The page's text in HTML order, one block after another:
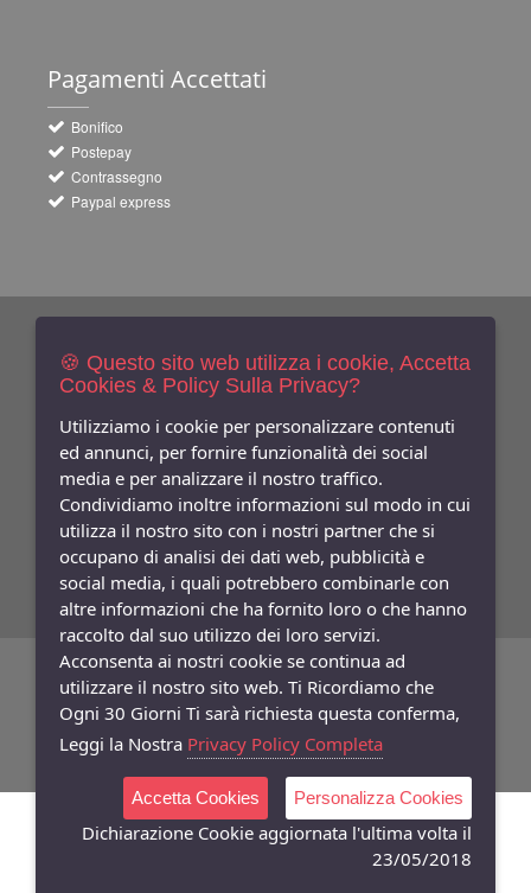
Pagamenti Accettati
Bonifico
Postepay
Contrassegno
Paypal express
NewslettersIscriviti Gratis
Indica qui la tua email per ricevere sconti e newsletter.
Consenso
Privacy
Facebook
SeguiciSu
©Copyright 2026 Bifulco Abbigliamento- P.Iva: 07252141218
Powered:synchrosystem labs- Design:adesigner
🍪 Questo sito web utilizza i cookie, Accetta
Cookies & Policy Sulla Privacy?
Utilizziamo i cookie per personalizzare contenuti
ed annunci, per fornire funzionalità dei social
media e per analizzare il nostro traffico.
Condividiamo inoltre informazioni sul modo in cui
utilizza il nostro sito con i nostri partner che si
occupano di analisi dei dati web, pubblicità e
social media, i quali potrebbero combinarle con
altre informazioni che ha fornito loro o che hanno
raccolto dal suo utilizzo dei loro servizi.
Acconsenta ai nostri cookie se continua ad
utilizzare il nostro sito web. Ti Ricordiamo che
Ogni 30 Giorni Ti sarà richiesta questa conferma,
Leggi la Nostra Privacy Policy Completa
Accetta Cookies Personalizza Cookies
Dichiarazione Cookie aggiornata l'ultima volta il
23/05/2018